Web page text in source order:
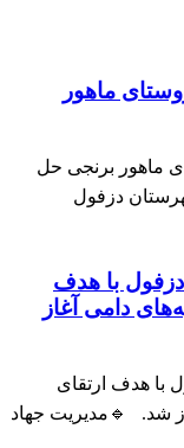
ماهور
ماهور برنجی حل
دزفول
دزفول با هدف
دامی آغاز
با هدف ارتقای
شد. 🔹مدیریت جهاد